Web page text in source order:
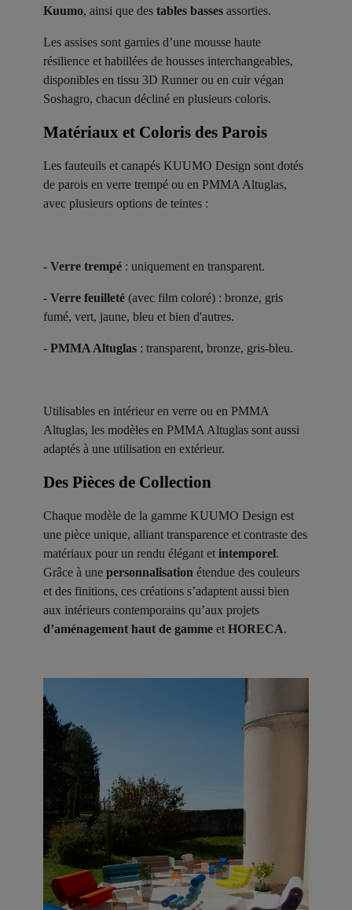
Kuumo, ainsi que des tables basses assorties.
Les assises sont garnies d’une mousse haute
résilience et habillées de housses interchangeables,
disponibles en tissu 3D Runner ou en cuir végan
Soshagro, chacun décliné en plusieurs coloris.
Matériaux et Coloris des Parois ​
Les fauteuils et canapés KUUMO Design sont dotés
de parois en verre trempé ou en PMMA Altuglas,
avec plusieurs options de teintes :
- Verre trempé : uniquement en transparent.
- Verre feuilleté (avec film coloré) : bronze, gris
fumé, vert, jaune, bleu et bien d'autres.
- PMMA Altuglas : transparent, bronze, gris-bleu.
Utilisables en intérieur en verre ou en PMMA
Altuglas, les modèles en PMMA Altuglas sont aussi
adaptés à une utilisation en extérieur.
Des Pièces de Collection ​
Chaque modèle de la gamme KUUMO Design est
une pièce unique, alliant transparence et contraste des
matériaux pour un rendu élégant et intemporel.
Grâce à une personnalisation étendue des couleurs
et des finitions, ces créations s’adaptent aussi bien
aux intérieurs contemporains qu’aux projets
d’aménagement haut de gamme et HORECA.